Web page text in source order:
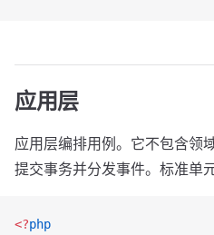
应用层
应用层编排用例。它不包含领
提交事务并分发事件。标准单
<?php